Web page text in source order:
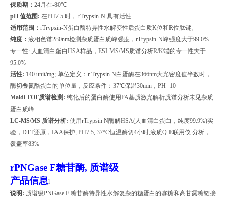
保质期： 24月在-80℃
pH 值范围: 在PH7.5 时， rTrypsin-N 具有活性
适用范围： rTrypsin-N蛋白酶特异性水解变性后蛋白质K位和R位肽键。
纯度： 液相色谱280nm检测杂质蛋白质峰强度， rTrypsin-N峰强度大于99.0%
专一性: 人血清白蛋白HSA样品， ESI-MS/MS 质谱分析R/K端的专一性大于
95.0%
活性: 140 unit/mg; 单位定义： r Trypsin N白蛋酶在366nm大光密度值半数时，
酶切叠氮酪蛋白的单位量，反应条件： 37℃保温30min ， PH=10
Maldi TOF质谱检测 : 纯化后的蛋白酶使用FA基质激光解析质谱分析未见杂质
蛋白质峰
LC-MS/MS 质谱分析: 使用rTrypsin N酶解HSA( 人血清白蛋白，纯度99.9%)实
验， DTT还原， IAA保护 , PH7.5, 37°C恒温酶切4小时 液质Q-E联用仪 分析，
覆盖率83%
rPNGase F糖苷酶, 质谱级
产品信息l
说明 : 质谱级PNGase F 糖苷酶特异性水解复杂的糖蛋白的寡糖和高甘露糖链接